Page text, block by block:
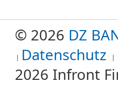
© 2026 DZ
Datenschutz
2026 Infront